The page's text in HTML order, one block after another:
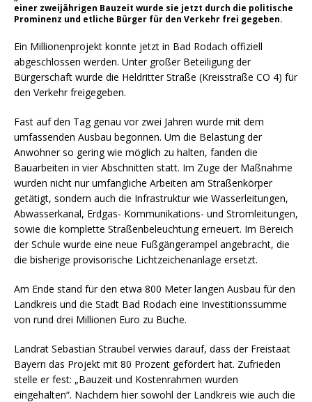
einer zweijährigen Bauzeit wurde sie jetzt durch die politische
Prominenz und etliche Bürger für den Verkehr frei gegeben.
Ein Millionenprojekt konnte jetzt in Bad Rodach offiziell
abgeschlossen werden. Unter großer Beteiligung der
Bürgerschaft wurde die Heldritter Straße (Kreisstraße CO 4) für
den Verkehr freigegeben.
Fast auf den Tag genau vor zwei Jahren wurde mit dem
umfassenden Ausbau begonnen. Um die Belastung der
Anwohner so gering wie möglich zu halten, fanden die
Bauarbeiten in vier Abschnitten statt. Im Zuge der Maßnahme
wurden nicht nur umfängliche Arbeiten am Straßenkörper
getätigt, sondern auch die Infrastruktur wie Wasserleitungen,
Abwasserkanal, Erdgas- Kommunikations- und Stromleitungen,
sowie die komplette Straßenbeleuchtung erneuert. Im Bereich
der Schule wurde eine neue Fußgängerampel angebracht, die
die bisherige provisorische Lichtzeichenanlage ersetzt.
Am Ende stand für den etwa 800 Meter langen Ausbau für den
Landkreis und die Stadt Bad Rodach eine Investitionssumme
von rund drei Millionen Euro zu Buche.
Landrat Sebastian Straubel verwies darauf, dass der Freistaat
Bayern das Projekt mit 80 Prozent gefördert hat. Zufrieden
stelle er fest: „Bauzeit und Kostenrahmen wurden
eingehalten“. Nachdem hier sowohl der Landkreis wie auch die